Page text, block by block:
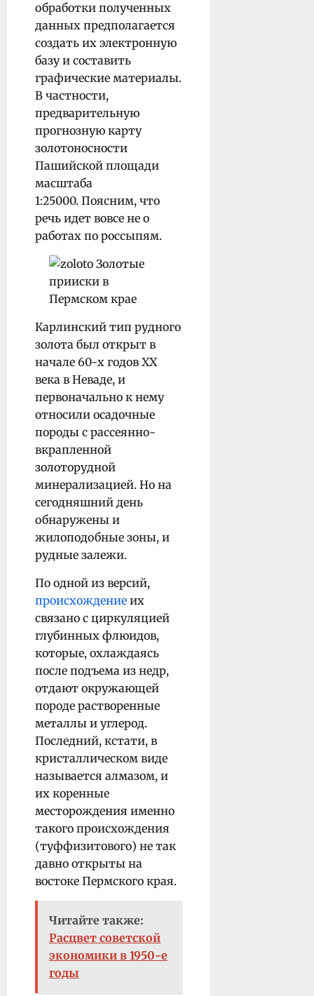
обработки полученных
данных предполагается
создать их электронную
базу и составить
графические материалы.
В частности,
предварительную
прогнозную карту
золотоносности
Пашийской площади
масштаба
1:25000. Поясним, что
речь идет вовсе не о
работах по россыпям.
Карлинский тип рудного
золота был открыт в
начале 60-х годов XX
века в Неваде, и
первоначально к нему
относили осадочные
породы с рассеянно-
вкрапленной
золоторудной
минерализацией. Но на
сегодняшний день
обнаружены и
жилоподобные зоны, и
рудные залежи.
По одной из версий,
происхождение их
связано с циркуляцией
глубинных флюидов,
которые, охлаждаясь
после подъема из недр,
отдают окружающей
породе растворенные
металлы и углерод.
Последний, кстати, в
кристаллическом виде
называется алмазом, и
их коренные
месторождения именно
такого происхождения
(туффизитового) не так
давно открыты на
востоке Пермского края.
Читайте также:
Расцвет советской
экономики в 1950-е
годы